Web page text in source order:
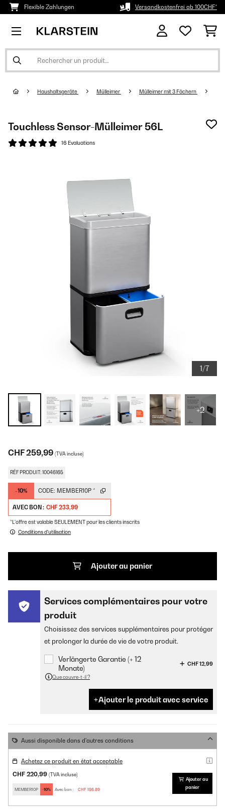
Flexible Zahlungen Versandkostenfrei ab 100CHF*
Haushaltsgeräte Mülleimer Mülleimer mit 3 Fächern
Touchless Sensor-Mülleimer 56L
16 Evaluations
1/7
+2
CHF 259,99 (TVA incluse)
RÉF PRODUIT: 10046165
-10% CODE: MEMBER10P *
AVEC BON : CHF 233,99
*L'offre est valable SEULEMENT pour les clients inscrits
Conditions d'utilisation
Ajouter au panier
Services complémentaires pour votre
produit
Choisissez des services supplémentaires pour protéger
et prolonger la durée de vie de votre produit.
Verlängerte Garantie (+ 12
Monate)
CHF 12,99
Que couvre-t-il ?
Ajouter le produit avec service
Aussi disponible dans d'autres conditions
Achetez ce produit en état acceptable
CHF 220,99 (TVA incluse)
MEMBER10P -10% Avec bon : CHF 198,89
Ajouter au
panier